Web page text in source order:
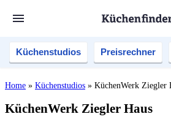
Küchenstudios Preisrechner
Home » Küchenstudios » KüchenWerk Ziegler
KüchenWerk Ziegler Haus